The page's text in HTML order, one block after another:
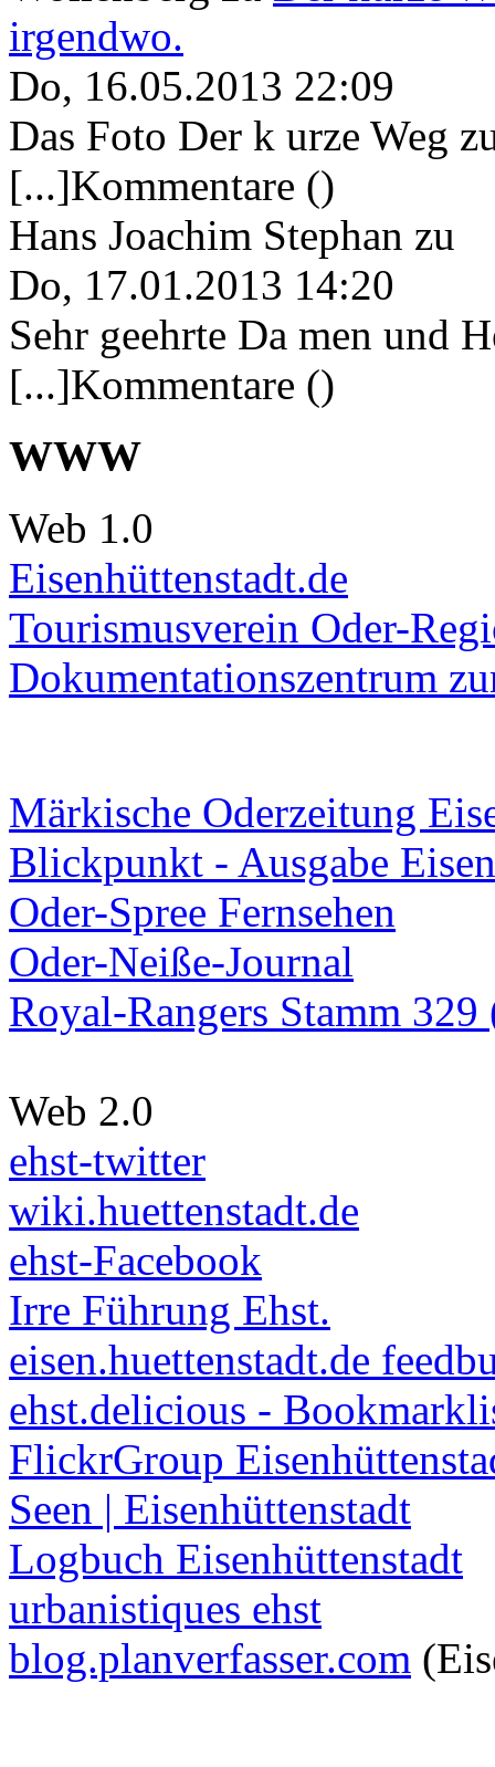
irgendwo.
Do, 16.05.2013 22:09
Das Foto Der k urze Weg
[...]Kommentare ()
Hans Joachim Stephan zu
Do, 17.01.2013 14:20
Sehr geehrte Da men und
[...]Kommentare ()
WWW
Web 1.0
Eisenhüttenstadt.de
Tourismusverein Oder-
Dokumentationszentrum
Märkische Oderzeitung
Blickpunkt - Ausgabe
Oder-Spree Fernsehen
Oder-Neiße-Journal
Royal-Rangers Stamm
Web 2.0
ehst-twitter
wiki.huettenstadt.de
ehst-Facebook
Irre Führung Ehst.
eisen.huettenstadt.de
ehst.delicious -
FlickrGroup
Seen | Eisenhüttenstadt
Logbuch Eisenhüttenstadt
urbanistiques ehst
blog.planverfasser.com